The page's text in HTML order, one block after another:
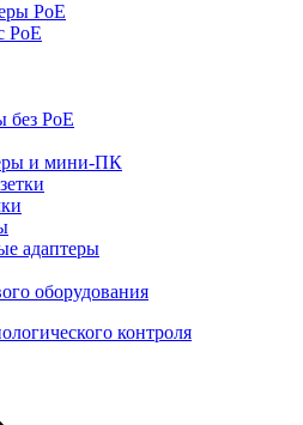
PoE
PoE
без PoE
и мини-ПК
адаптеры
оборудования
контроля